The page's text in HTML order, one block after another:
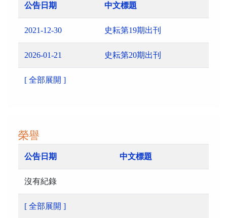
公告日期 中文標題
2021-12-30 史耘第19期出刊
2026-01-21 史耘第20期出刊
[ 全部展開 ]
榮譽
公告日期 中文標題
沒有紀錄
[ 全部展開 ]